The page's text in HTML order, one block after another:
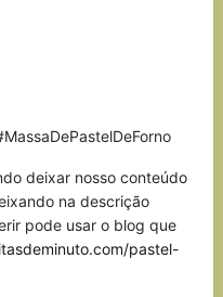
deixar nosso conteúdo
na descrição
pode usar o blog que
pastel-